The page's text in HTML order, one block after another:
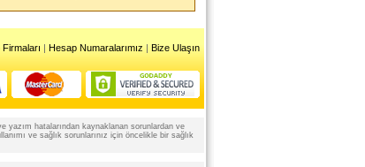
| Hesap Numaralarımız | Bize Ulaşın
yazım hatalarından kaynaklanan sorunlardan ve
ve sağlık sorunlarınız için öncelikle bir sağlık